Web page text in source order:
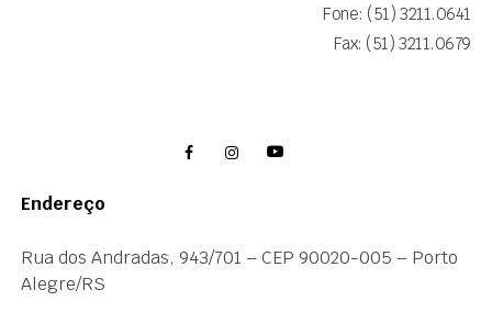
Fone: (51) 3211.0641
Fax: (51) 3211.0679
Endereço
Rua dos Andradas, 943/701 – CEP 90020-005 – Porto
Alegre/RS